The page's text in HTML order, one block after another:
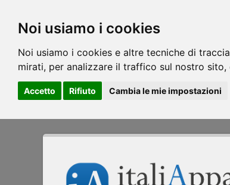
Noi usiamo i cookies
Noi usiamo i cookies e altre tecniche di
mirati, per analizzare il traffico sul nostro
Accetto Rifiuto Cambia le mie impostazioni